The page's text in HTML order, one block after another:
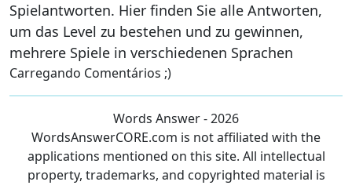
Spielantworten. Hier finden Sie alle Antworten,
um das Level zu bestehen und zu gewinnen,
mehrere Spiele in verschiedenen Sprachen
Carregando Comentários ;)
Words Answer - 2026
WordsAnswerCORE.com is not affiliated with the
applications mentioned on this site. All intellectual
property, trademarks, and copyrighted material is